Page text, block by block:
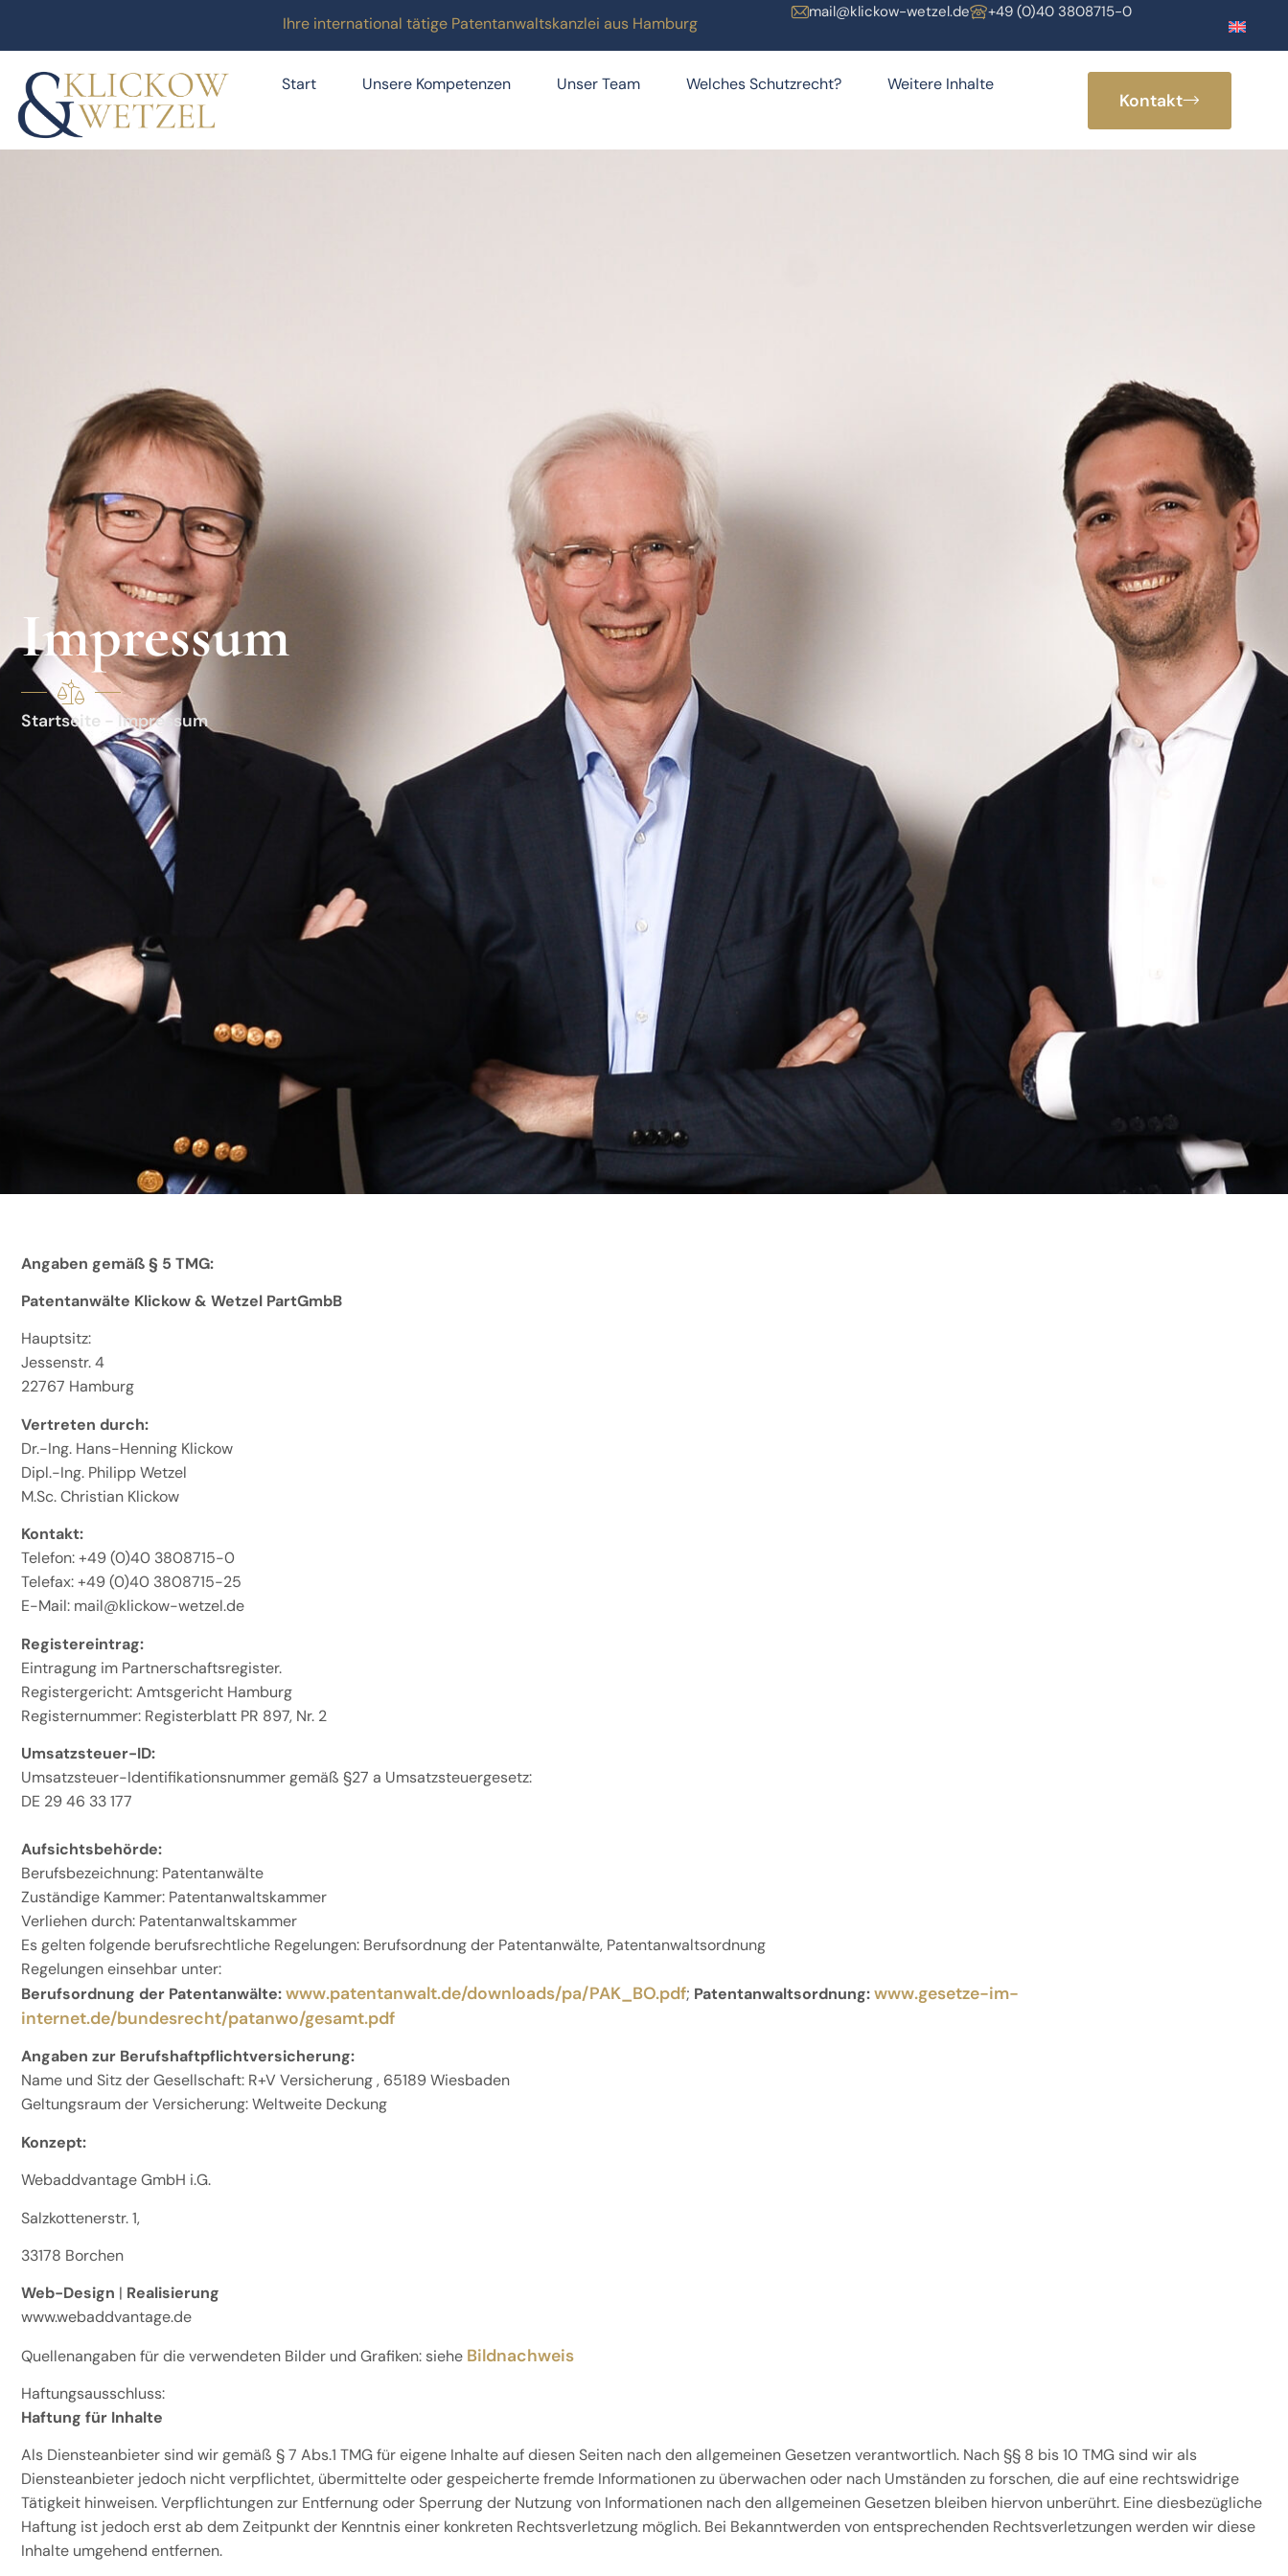
Ihre international tätige Patentanwaltskanzlei aus Hamburg
mail@klickow-wetzel.de +49 (0)40 3808715-0
Start Unsere Kompetenzen Unser Team Welches Schutzrecht? Weitere Inhalte
Kontakt
Impressum
Startseite - Impressum
Angaben gemäß § 5 TMG:
Patentanwälte Klickow & Wetzel PartGmbB
Hauptsitz:
Jessenstr. 4
22767 Hamburg
Vertreten durch:
Dr.-Ing. Hans-Henning Klickow
Dipl.-Ing. Philipp Wetzel
M.Sc. Christian Klickow
Kontakt:
Telefon: +49 (0)40 3808715-0
Telefax: +49 (0)40 3808715-25
E-Mail: mail@klickow-wetzel.de
Registereintrag:
Eintragung im Partnerschaftsregister.
Registergericht: Amtsgericht Hamburg
Registernummer: Registerblatt PR 897, Nr. 2
Umsatzsteuer-ID:
Umsatzsteuer-Identifikationsnummer gemäß §27 a Umsatzsteuergesetz:
DE 29 46 33 177
Aufsichtsbehörde:
Berufsbezeichnung: Patentanwälte
Zuständige Kammer: Patentanwaltskammer
Verliehen durch: Patentanwaltskammer
Es gelten folgende berufsrechtliche Regelungen: Berufsordnung der Patentanwälte, Patentanwaltsordnung
Regelungen einsehbar unter:
Berufsordnung der Patentanwälte:www.patentanwalt.de/downloads/pa/PAK_BO.pdf; Patentanwaltsordnung:www.gesetze-im-
internet.de/bundesrecht/patanwo/gesamt.pdf
Angaben zur Berufshaftpflichtversicherung:
Name und Sitz der Gesellschaft: R+V Versicherung , 65189 Wiesbaden
Geltungsraum der Versicherung: Weltweite Deckung
Konzept:
Webaddvantage GmbH i.G.
Salzkottenerstr. 1,
33178 Borchen
Web-Design | Realisierung
www.webaddvantage.de
Quellenangaben für die verwendeten Bilder und Grafiken: siehe Bildnachweis
Haftungsausschluss:
Haftung für Inhalte
Als Diensteanbieter sind wir gemäß § 7 Abs.1 TMG für eigene Inhalte auf diesen Seiten nach den allgemeinen Gesetzen verantwortlich. Nach §§ 8 bis 10 TMG sind wir als
Diensteanbieter jedoch nicht verpflichtet, übermittelte oder gespeicherte fremde Informationen zu überwachen oder nach Umständen zu forschen, die auf eine rechtswidrige
Tätigkeit hinweisen. Verpflichtungen zur Entfernung oder Sperrung der Nutzung von Informationen nach den allgemeinen Gesetzen bleiben hiervon unberührt. Eine diesbezügliche
Haftung ist jedoch erst ab dem Zeitpunkt der Kenntnis einer konkreten Rechtsverletzung möglich. Bei Bekanntwerden von entsprechenden Rechtsverletzungen werden wir diese
Inhalte umgehend entfernen.